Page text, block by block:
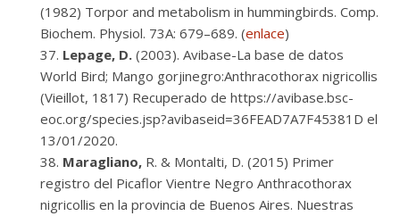
(1982) Torpor and metabolism in hummingbirds. Comp.
Biochem. Physiol. 73A: 679–689. (enlace)
Lepage, D. (2003). Avibase-La base de datos
World Bird; Mango gorjinegro:Anthracothorax nigricollis
(Vieillot, 1817) Recuperado de https://avibase.bsc-
eoc.org/species.jsp?avibaseid=36FEAD7A7F45381D el
13/01/2020.
Maragliano, R. & Montalti, D. (2015) Primer
registro del Picaflor Vientre Negro Anthracothorax
nigricollis en la provincia de Buenos Aires. Nuestras